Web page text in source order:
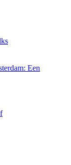
Een